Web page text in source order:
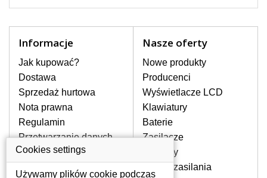
Oferujemy oryginalne klawiatury w
stronie internetowej ją znajdziesz za
pomocy wyszukiwarki. Wystarczy znać
model laptopa. Przy każdej klawiaturze
nie może brakować szczególowe zdjęcie
do aktualnego stanu naszego magazynu.
W JAKI SPOSÓB MOŻE SIĘ
PRZEJAWIAĆ USTERKA
Częstymi objawami są pomijanie liter
Informacje
Jak kupować?
Dostawa
Sprzedaż hurtowa
Nota prawna
Regulamin
Przetwarzanie danych
osobowych
Gdzie nas znajdziesz
Nasze oferty
Nowe produkty
Producenci
Wyświetlacze LCD
Klawiatury
Baterie
Zasilacze
Zawiasy
Złącza zasilania
Cookies settings
Używamy plików cookie podczas